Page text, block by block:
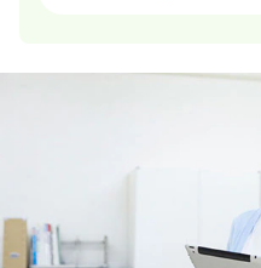
賞与4
（休憩60